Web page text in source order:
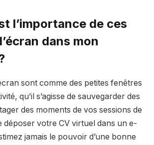
l’importance de ces
dans mon
sont comme des petites fenêtres
qu’il s’agisse de sauvegarder des
des moments de vos sessions de
déposer votre CV virtuel dans un e-
jamais le pouvoir d’une bonne